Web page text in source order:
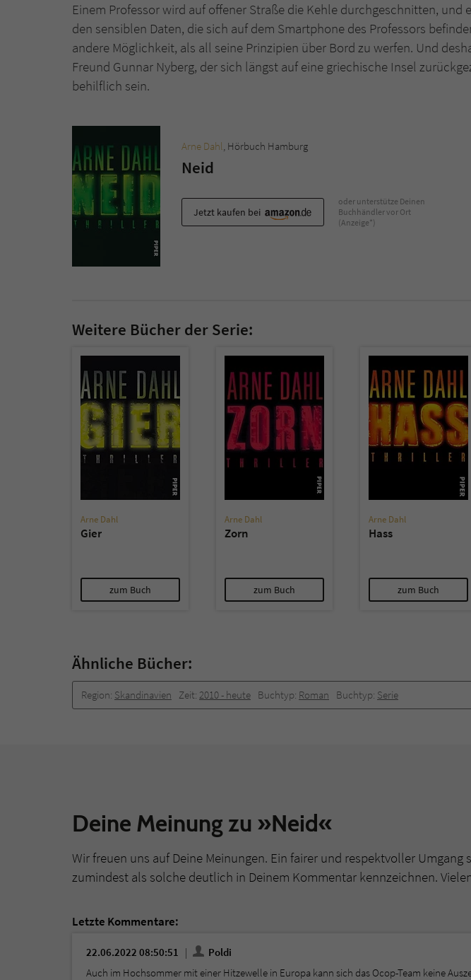
Einem Professor wird auf offener Straße die Kehle durchgeschnitten,
den sensiblen Daten, die sich auf dem Smartphone des Professors
andere Möglichkeit, als all seine Prinzipien über Bord zu werfen. Und
Freund Gunnar Nyberg, der sich längst auf eine griechische Insel
behilflich sein.
Arne Dahl, Hörbuch Hamburg
Neid
Jetzt kaufen bei
oder unterstütze Deinen
Buchhändler vor Ort
(Anzeige*)
Weitere Bücher der Serie:
Arne Dahl
Gier
zum Buch
Arne Dahl
Zorn
zum Buch
Arne Dahl
Hass
zum Buch
Ähnliche Bücher:
Region: Skandinavien Zeit: 2010 -­ heute Buchtyp: Roman Buchtyp: Serie
Deine Meinung zu »Neid«
Wir freuen uns auf Deine Meinungen. Ein fairer und respektvoller
zumindest als solche deutlich in Deinem Kommentar kennzeichnen.
Letzte Kommentare:
22.06.2022 08:50:51
Poldi
Auch im Hochsommer mit einer Hitzewelle in Europa kann sich das Ocop-Team keine
Name
Anbieter Literatur-Couch
Anbieter Literatur-Couch